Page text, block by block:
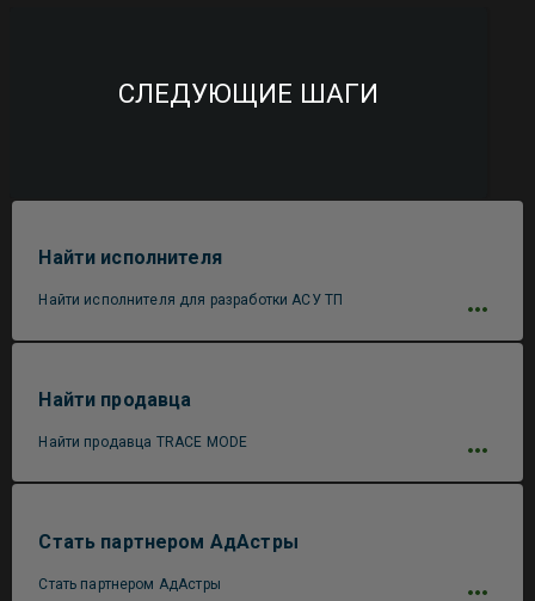
СЛЕДУЮЩИЕ ШАГИ
Найти исполнителя
Найти исполнителя для разработки АСУ ТП
Найти продавца
Найти продавца TRACE MODE
Стать партнером АдАстры
Стать партнером АдАстры